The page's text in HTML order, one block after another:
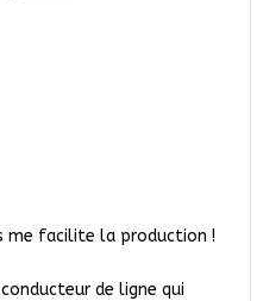
me facilite la production !
de ligne qui